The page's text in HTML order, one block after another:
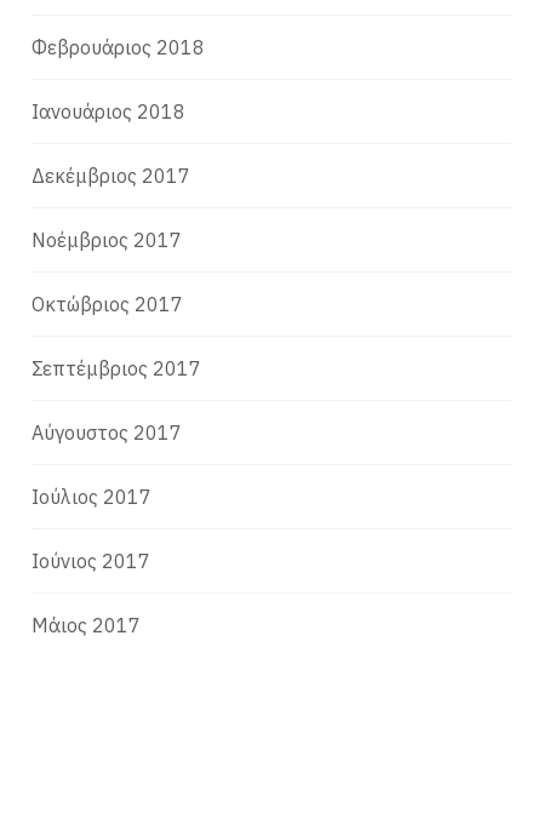
Φεβρουάριος 2018
Ιανουάριος 2018
Δεκέμβριος 2017
Νοέμβριος 2017
Οκτώβριος 2017
Σεπτέμβριος 2017
Αύγουστος 2017
Ιούλιος 2017
Ιούνιος 2017
Μάιος 2017